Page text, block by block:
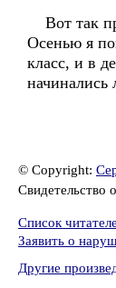
Вот так
Осенью я
класс, и в
начинались
© Copyright:
Свидетельство
Список
Заявить о
Другие